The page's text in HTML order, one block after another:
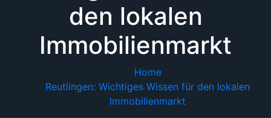
den lokalen
Immobilienmarkt
Home
Reutlingen: Wichtiges Wissen für den lokalen
Immobilienmarkt